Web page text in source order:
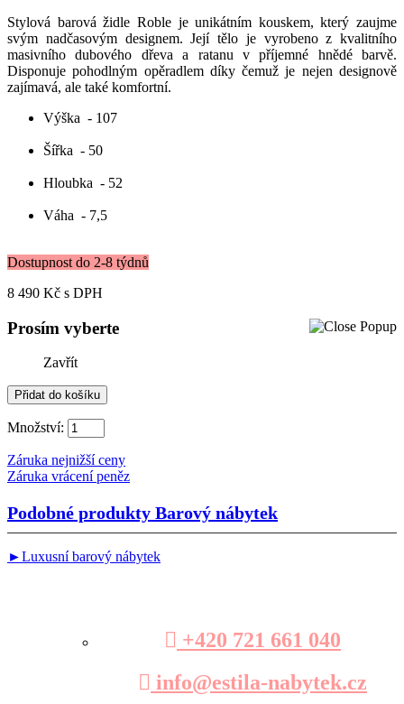
Stylová barová židle Roble je unikátním kouskem, který zaujme
svým nadčasovým designem. Její tělo je vyrobeno z kvalitního
masivního dubového dřeva a ratanu v příjemné hnědé barvě.
Disponuje pohodlným opěradlem díky čemuž je nejen designově
zajímavá, ale také komfortní.
Výška - 107
Šířka - 50
Hloubka - 52
Váha - 7,5
Dostupnost do 2-8 týdnů
8 490 Kč s DPH
Prosím vyberte
Zavřít
Množství:
Záruka nejnižší ceny
Záruka vrácení peněz
Podobné produkty Barový nábytek
►Luxusní barový nábytek
+420 721 661 040
info@estila-nabytek.cz